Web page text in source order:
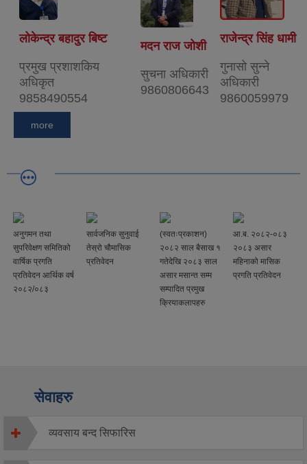
लोकेन्द्र बहादुर बिष्ट
प्रमुख प्रशाशकिय
अधिकृत
9858490554
मदन राज जोशी
सुचना अधिकारी
9860806643
राजेन्द्र सिंह धामी
गुनासो सुन्‍ने
अधिकारी
9860059979
more
अनुगमन तथा
सुपरिवेक्षण समितिको
वार्षिक प्रगति
प्रतिवेदन आर्थिक वर्ष
२०८२/०८३
सार्वजनिक सुनुवाई
तेस्रो चौमासिक
प्रतिवेदन
(स्वतःप्रकाशन)
२०८२ साल बैसाख १
गतेदेखि २०८३ साल
असार मसान्त सम्म
सम्पादित प्रमुख
क्रियाकलापहरु
आ.ब. २०८२-०८३
२०८३ असार
महिनाको मासिक
प्रगति प्रतिवेदन
सेवाहरु
व्यवसाय बन्द सिफारिस